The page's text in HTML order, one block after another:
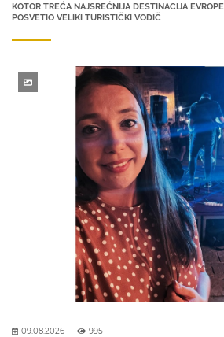
KOTOR TREĆA NAJSREĆNIJA DESTINACIJA
POSVETIO VELIKI TURISTIČKI VODIČ
09.08.2026 995